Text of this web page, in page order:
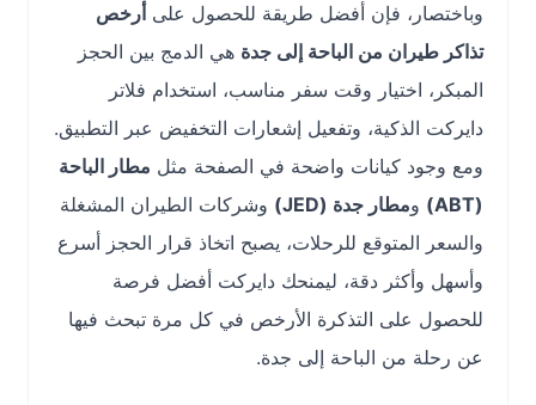
وباختصار، فإن أفضل طريقة للحصول علىأرخص
تذاكر طيران من الباحة إلى جدةهي الدمج بين الحجز
المبكر، اختيار وقت سفر مناسب، استخدام فلاتر
دايركت الذكية، وتفعيل إشعارات التخفيض عبر التطبيق.
ومع وجود كيانات واضحة في الصفحة مثلمطار الباحة
ومطار جدة (JED)
وشركات الطيران المشغلة
والسعر المتوقع للرحلات، يصبح اتخاذ قرار الحجز أسرع
وأسهل وأكثر دقة، ليمنحك دايركت أفضل فرصة
للحصول على التذكرة الأرخص في كل مرة تبحث فيها
عن رحلة من الباحة إلى جدة.